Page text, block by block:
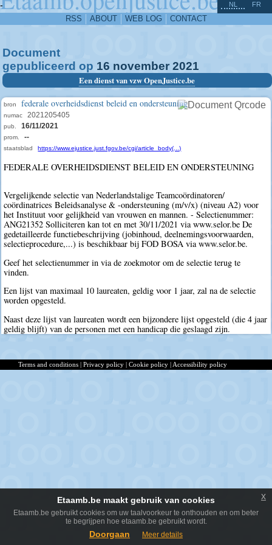
-
RSS ABOUT WEB LOG CONTACT
NL FR
Document
gepubliceerd op 16 november 2021
Een dienst van vzw OpenJustice.be
bron federale overheidsdienst beleid en ondersteuning
numac 2021205405
pub. 16/11/2021
prom. --
staatsblad https://www.ejustice.just.fgov.be/cgi/article_body(...)
FEDERALE OVERHEIDSDIENST BELEID EN ONDERSTEUNING
Vergelijkende selectie van Nederlandstalige Teamcoördinatoren/
coördinatrices Beleidsanalyse & -ondersteuning (m/v/x) (niveau A2) voor
het Instituut voor gelijkheid van vrouwen en mannen. - Selectienummer:
ANG21352 Solliciteren kan tot en met 30/11/2021 via www.selor.be De
gedetailleerde functiebeschrijving (jobinhoud, deelnemingsvoorwaarden,
selectieprocedure,...) is beschikbaar bij FOD BOSA via www.selor.be.
Geef het selectienummer in via de zoekmotor om de selectie terug te
vinden.
Een lijst van maximaal 10 laureaten, geldig voor 1 jaar, zal na de selectie
worden opgesteld.
Naast deze lijst van laureaten wordt een bijzondere lijst opgesteld (die 4 jaar
geldig blijft) van de personen met een handicap die geslaagd zijn.
^
Terms and conditions | Privacy policy | Cookie policy | Accessibility policy
Etaamb.be maakt gebruik van cookies
Etaamb.be gebruikt cookies om uw taalvoorkeur te onthouden en om beter
te begrijpen hoe etaamb.be gebruikt wordt.
Doorgaan Meer details
x